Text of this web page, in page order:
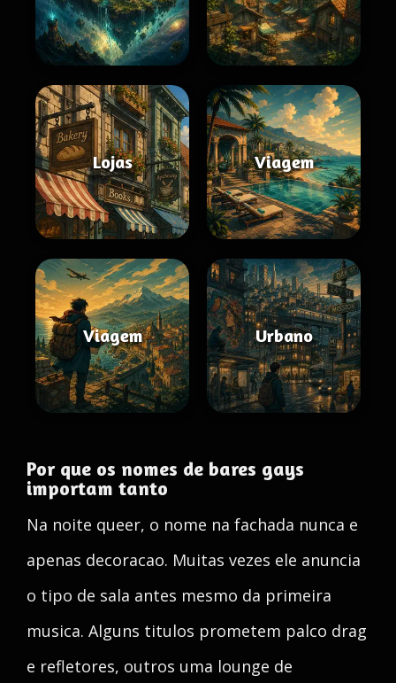
Lojas Viagem
Viagem Urbano
Por que os nomes de bares gays
importam tanto
Na noite queer, o nome na fachada nunca e
apenas decoracao. Muitas vezes ele anuncia
o tipo de sala antes mesmo da primeira
musica. Alguns titulos prometem palco drag
e refletores, outros uma lounge de